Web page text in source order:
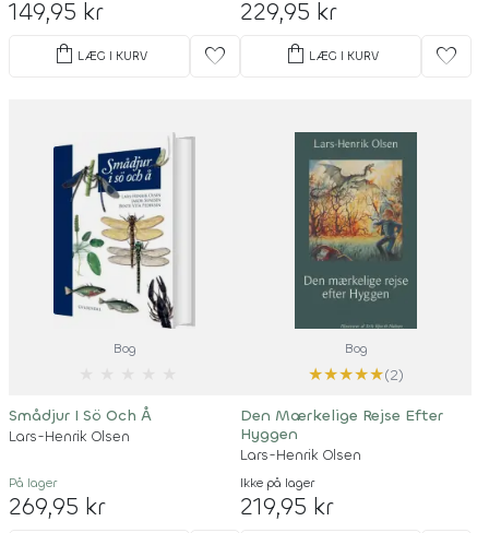
149,95 kr
shopping_bag LÆG I KURV favorite
229,95 kr
shopping_bag LÆG I KURV favorite
Bog
Smådjur I Sö Och Å
Lars-Henrik Olsen
På lager
269,95 kr
Bog
★★★★★(2)
Den Mærkelige Rejse Efter
Hyggen
Lars-Henrik Olsen
Ikke på lager
219,95 kr